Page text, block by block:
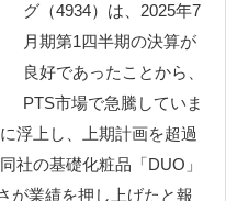
グ（4934）は、2025年7
月期第1四半期の決算が
良好であったことから、
PTS市場で急騰していま
浮上し、上期計画を超過
社の基礎化粧品「DUO」
が業績を押し上げたと報